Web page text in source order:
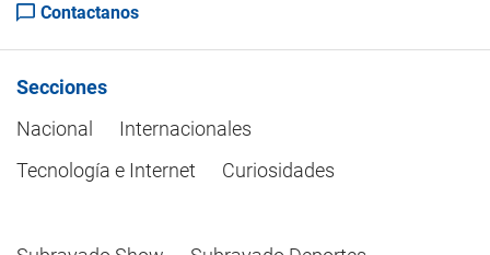
Contactanos
Secciones
Nacional
Internacionales
Tecnología e Internet
Curiosidades